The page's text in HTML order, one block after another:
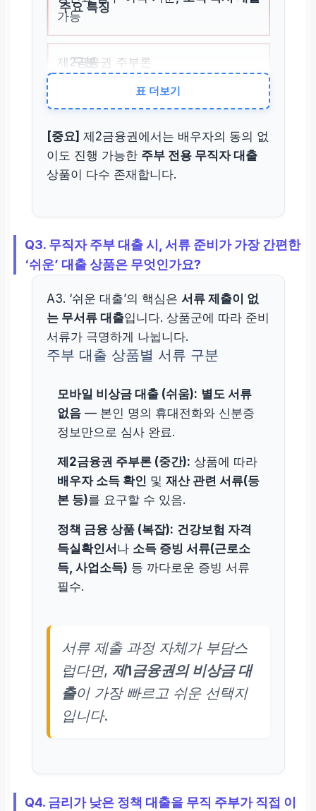
가능
제2금융권 주부론
주부 특화 상품,배우자 소득
표 더보기
[중요] 제2금융권에서는 배우자의 동의 없
이도 진행 가능한 주부 전용 무직자 대출
상품이 다수 존재합니다.
Q3. 무직자 주부 대출 시, 서류 준비가 가장 간편한
‘쉬운’ 대출 상품은 무엇인가요?
A3. ‘쉬운 대출’의 핵심은 서류 제출이 없
는 무서류 대출입니다. 상품군에 따라 준비
서류가 극명하게 나뉩니다.
주부 대출 상품별 서류 구분
모바일 비상금 대출 (쉬움): 별도 서류
없음— 본인 명의 휴대전화와 신분증
정보만으로 심사 완료.
제2금융권 주부론 (중간): 상품에 따라
배우자 소득 확인 및 재산 관련 서류(등
본 등)를 요구할 수 있음.
정책 금융 상품 (복잡): 건강보험 자격
득실확인서 나 소득 증빙 서류(근로소
득, 사업소득) 등 까다로운 증빙 서류
필수.
서류 제출 과정 자체가 부담스
럽다면, 제1금융권의 비상금 대
출이 가장 빠르고 쉬운 선택지
입니다.
Q4. 금리가 낮은 정책 대출을 무직 주부가 직접 이